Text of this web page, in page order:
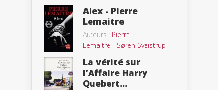
Alex - Pierre
Lemaitre
Auteurs : Pierre
Lemaitre - Søren Sveistrup
La vérité sur
l’Affaire Harry
Quebert...